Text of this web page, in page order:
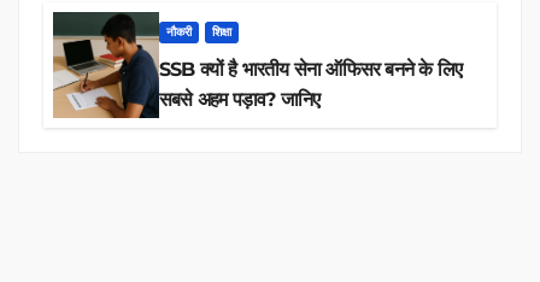
नौकरी शिक्षा
SSB क्यों है भारतीय सेना ऑफिसर बनने के लिए
सबसे अहम पड़ाव? जानिए